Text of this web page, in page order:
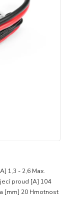
1,3 - 2,6 Max.
proud [A] 104
[mm] 20 Hmotnost